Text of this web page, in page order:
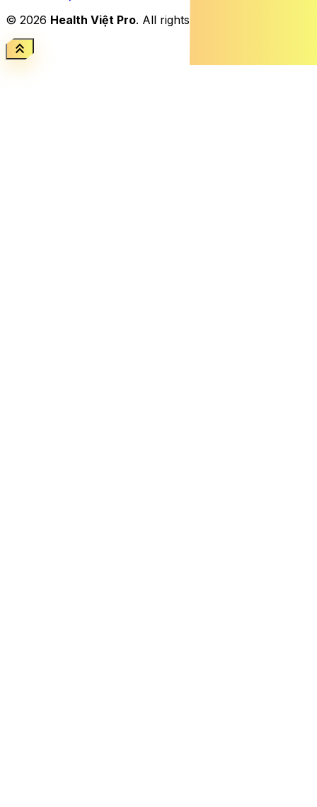
© 2026 Health Việt Pro. All rights reserved.
keyboard_double_arrow_up